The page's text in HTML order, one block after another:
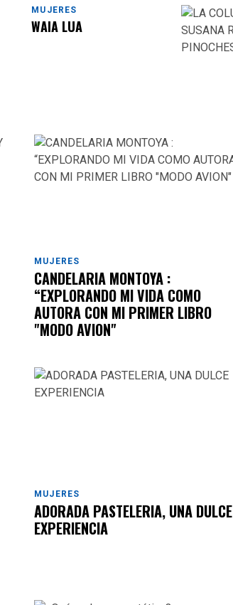
MUJERES
WAIA LUA
MUJERES
CANDELARIA MONTOYA :
“EXPLORANDO MI VIDA COMO
AUTORA CON MI PRIMER LIBRO
"MODO AVION"
MUJERES
ADORADA PASTELERIA, UNA DULCE
EXPERIENCIA